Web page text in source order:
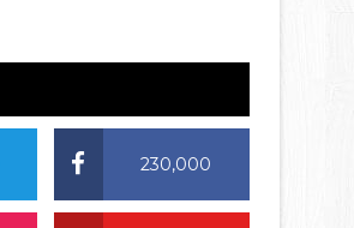
230,000